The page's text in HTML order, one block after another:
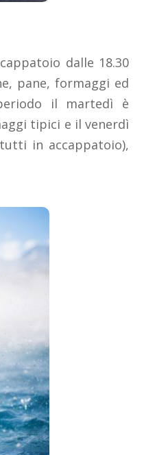
dalle 18.30
pane, formaggi ed
il martedì è
tipici e il venerdì
in accappatoio),